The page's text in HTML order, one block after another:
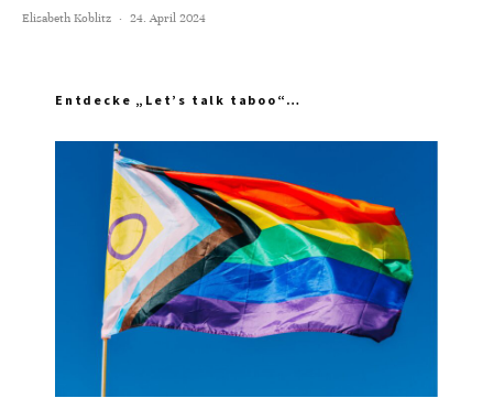
Elisabeth Koblitz · 24. April 2024
Entdecke „Let’s talk taboo“…